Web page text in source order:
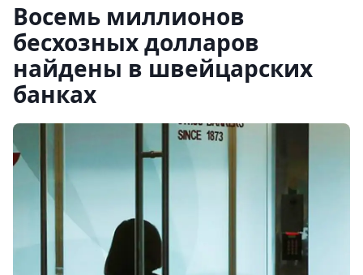
Восемь миллионов
бесхозных долларов
найдены в швейцарских
банках